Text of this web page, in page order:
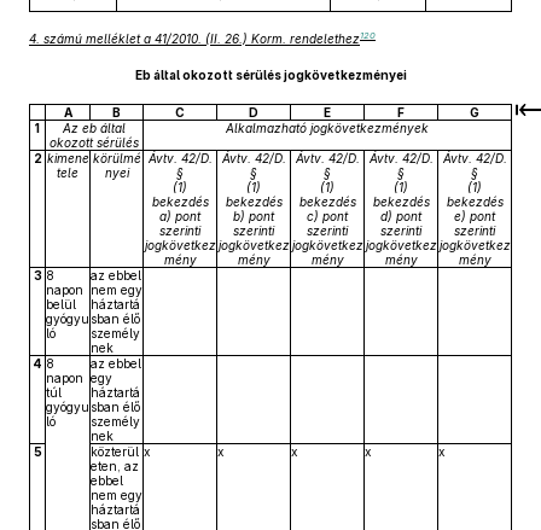
4. számú melléklet a 41/2010. (II. 26.) Korm. rendelethez120
Eb által okozott sérülés jogkövetkezményei
A B C D E F
G
1
Az eb által
okozott sérülés
Alkalmazható jogkövetkezmények
2 kimene
tele
körülmé
nyei
Ávtv. 42/D.
§
(1)
bekezdés
a) pont
szerinti
jogkövetkez
mény
Ávtv. 42/D.
§
(1)
bekezdés
b) pont
szerinti
jogkövetkez
mény
Ávtv. 42/D.
§
(1)
bekezdés
c) pont
szerinti
jogkövetkez
mény
Ávtv. 42/D.
§
(1)
bekezdés
d) pont
szerinti
jogkövetkez
mény
Ávtv. 42/D.
§
(1)
bekezdés
e) pont
szerinti
jogkövetkez
mény
3 8
napon
belül
gyógyu
ló
az ebbel
nem egy
háztartá
sban élő
személy
nek
4 8
napon
túl
gyógyu
ló
az ebbel
egy
háztartá
sban élő
személy
nek
5
közterül
eten, az
ebbel
nem egy
háztartá
sban élő
x x x x x